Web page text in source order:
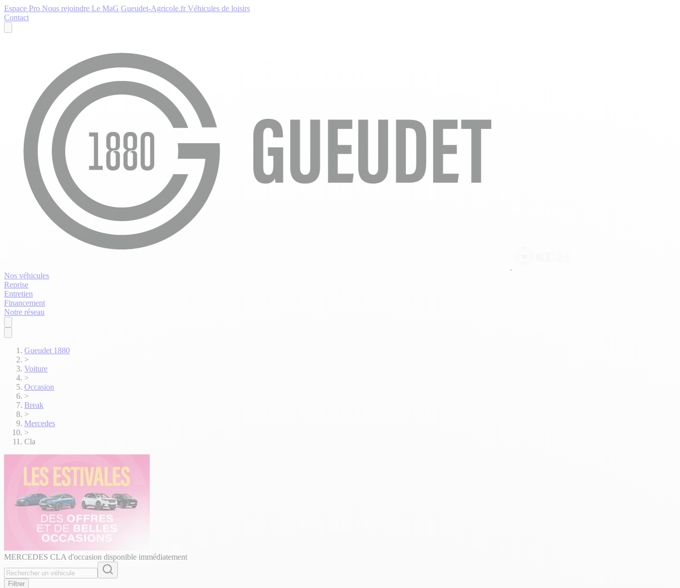
Espace Pro Nous rejoindre Le MaG Gueudet-Agricole.fr Véhicules de loisirs
Contact
Nos véhicules
Reprise
Entretien
Financement
Notre réseau
Gueudet 1880
>
Voiture
>
Occasion
>
Break
>
Mercedes
>
Cla
MERCEDES CLA d'occasion disponible immédiatement
Filtrer